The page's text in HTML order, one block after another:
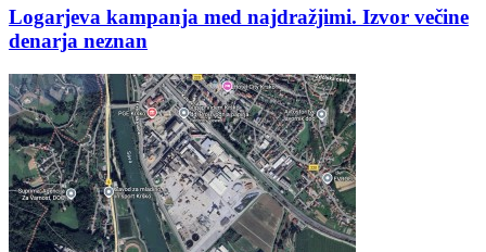
Logarjeva kampanja med najdražjimi. Izvor večine
denarja neznan